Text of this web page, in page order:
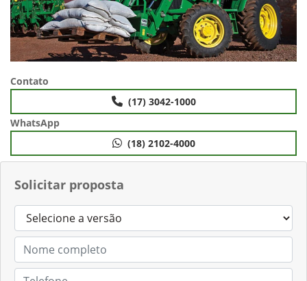
Solicitar proposta
Contato
(17) 3042-1000
WhatsApp
(18) 2102-4000